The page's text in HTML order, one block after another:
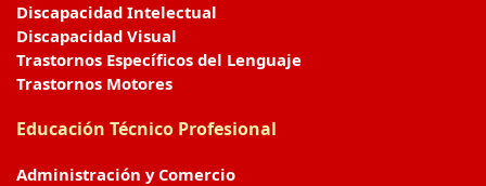
Discapacidad Intelectual
Discapacidad Visual
Trastornos Específicos del Lenguaje
Trastornos Motores
Educación Técnico Profesional
Administración y Comercio